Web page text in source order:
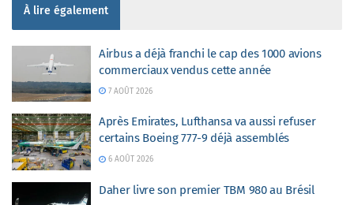
À lire également
Airbus a déjà franchi le cap des 1000 avions
commerciaux vendus cette année
7 AOÛT 2026
Après Emirates, Lufthansa va aussi refuser
certains Boeing 777-9 déjà assemblés
6 AOÛT 2026
Daher livre son premier TBM 980 au Brésil